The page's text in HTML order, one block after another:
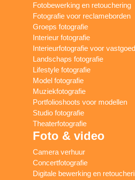
Fotobewerking en retouchering
Fotografie voor reclameborden
Groeps fotografie
Interieur fotografie
Interieurfotografie voor vastgoed
Landschaps fotografie
Lifestyle fotografie
Model fotografie
Muziekfotografie
Portfolioshoots voor modellen
Studio fotografie
Theaterfotografie
Foto & video
Camera verhuur
Concertfotografie
Digitale bewerking en